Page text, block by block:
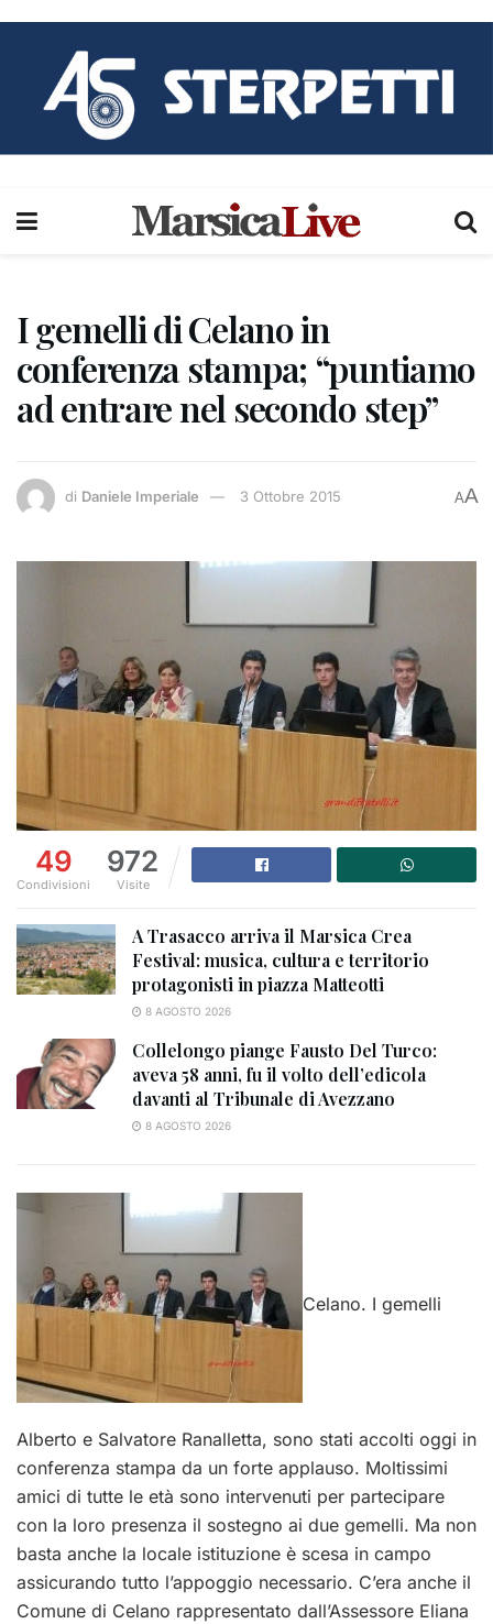
I gemelli di Celano in
conferenza stampa; “puntiamo
ad entrare nel secondo step”
di Daniele Imperiale 3 Ottobre 2015 AA
49
Condivisioni
972
Visite
A Trasacco arriva il Marsica Crea
Festival: musica, cultura e territorio
protagonisti in piazza Matteotti
8 AGOSTO 2026
Collelongo piange Fausto Del Turco:
aveva 58 anni, fu il volto dell’edicola
davanti al Tribunale di Avezzano
8 AGOSTO 2026
Celano. I gemelli
Alberto e Salvatore Ranalletta, sono stati accolti oggi in
conferenza stampa da un forte applauso. Moltissimi
amici di tutte le età sono intervenuti per partecipare
con la loro presenza il sostegno ai due gemelli. Ma non
basta anche la locale istituzione è scesa in campo
assicurando tutto l’appoggio necessario. C’era anche il
Comune di Celano rappresentato dall’Assessore Eliana